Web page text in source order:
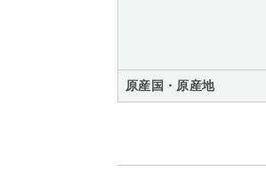
原産国・原産地